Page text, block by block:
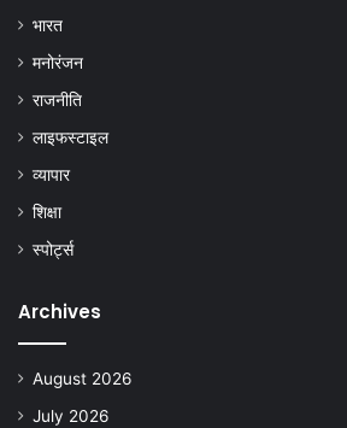
भारत
मनोरंजन
राजनीति
लाइफस्टाइल
व्यापार
शिक्षा
स्पोर्ट्स
Archives
August 2026
July 2026